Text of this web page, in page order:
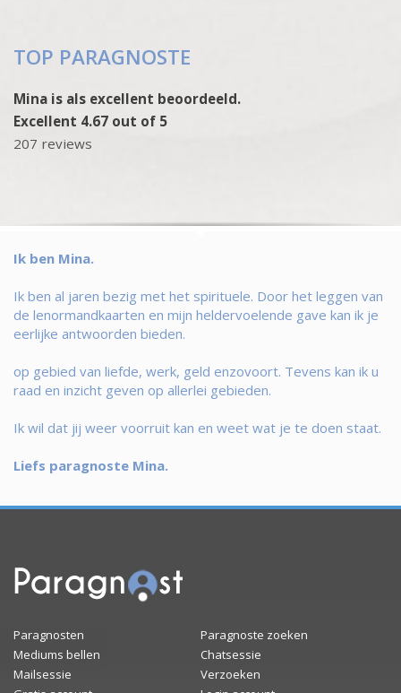
TOP PARAGNOSTE
Mina is als excellent beoordeeld.
Excellent 4.67 out of 5
207 reviews
Ik ben Mina.
Ik ben al jaren bezig met het spirituele. Door het leggen van
de lenormandkaarten en mijn heldervoelende gave kan ik je
eerlijke antwoorden bieden.
op gebied van liefde, werk, geld enzovoort. Tevens kan ik u
raad en inzicht geven op allerlei gebieden.
Ik wil dat jij weer voorruit kan en weet wat je te doen staat.
Liefs paragnoste Mina.
Paragnosten
Paragnoste zoeken
Mediums bellen
Chatsessie
Mailsessie
Verzoeken